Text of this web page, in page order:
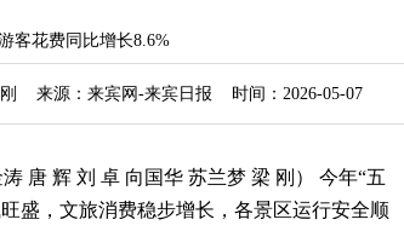
客花费同比增长8.6%
来源：来宾网-来宾日报 时间：2026-05-07
唐 辉 刘 卓 向国华 苏兰梦 梁 刚） 今年“五
盛，文旅消费稳步增长，各景区运行安全顺